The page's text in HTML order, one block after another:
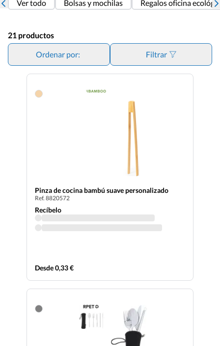
economía circular. Desde sets de cubiertos de bambú hasta
alternativas duraderas y reutilizables. Al integrar el logo de
tu proyecto en estos artículos de uso cotidiano, no solo
ofreces un producto práctico y de alta calidad, sino que
posicionas tu marca como un referente en
ecológica. Apuesta por el menaje reutilizable y proyecta los
Ver todo Bolsas y mochilas Regalos oficina
21 productos
Ordenar por: Filtrar
Pinza de cocina bambú suave personalizado
Ref. 8820572
Recíbelo
Desde 0,33 €